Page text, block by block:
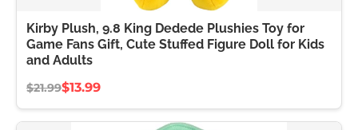
Kirby Plush, 9.8 King Dedede Plushies Toy for
Game Fans Gift, Cute Stuffed Figure Doll for Kids
and Adults
$21.99$13.99